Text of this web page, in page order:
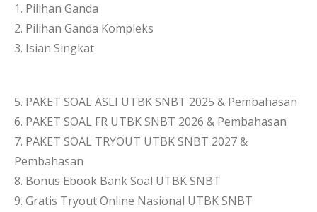
1. Pilihan Ganda
2. Pilihan Ganda Kompleks
3. Isian Singkat
5. PAKET SOAL ASLI UTBK SNBT 2025 & Pembahasan
6. PAKET SOAL FR UTBK SNBT 2026 & Pembahasan
7. PAKET SOAL TRYOUT UTBK SNBT 2027 &
Pembahasan
8. Bonus Ebook Bank Soal UTBK SNBT
9. Gratis Tryout Online Nasional UTBK SNBT